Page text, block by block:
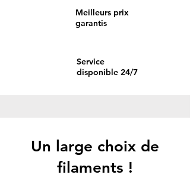
Meilleurs prix
garantis
Service
disponible 24/7
Un large choix de
filaments !